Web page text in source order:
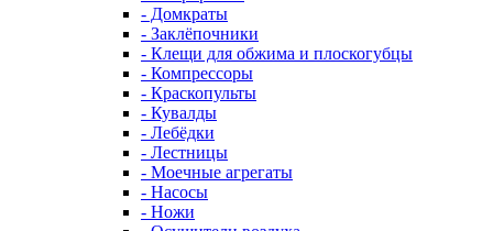
- Домкраты
- Заклёпочники
- Клещи для обжима и плоскогубцы
- Компрессоры
- Краскопульты
- Кувалды
- Лебёдки
- Лестницы
- Моечные агрегаты
- Насосы
- Ножи